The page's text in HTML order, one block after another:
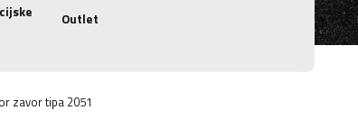
Outlet
zavor tipa 2051